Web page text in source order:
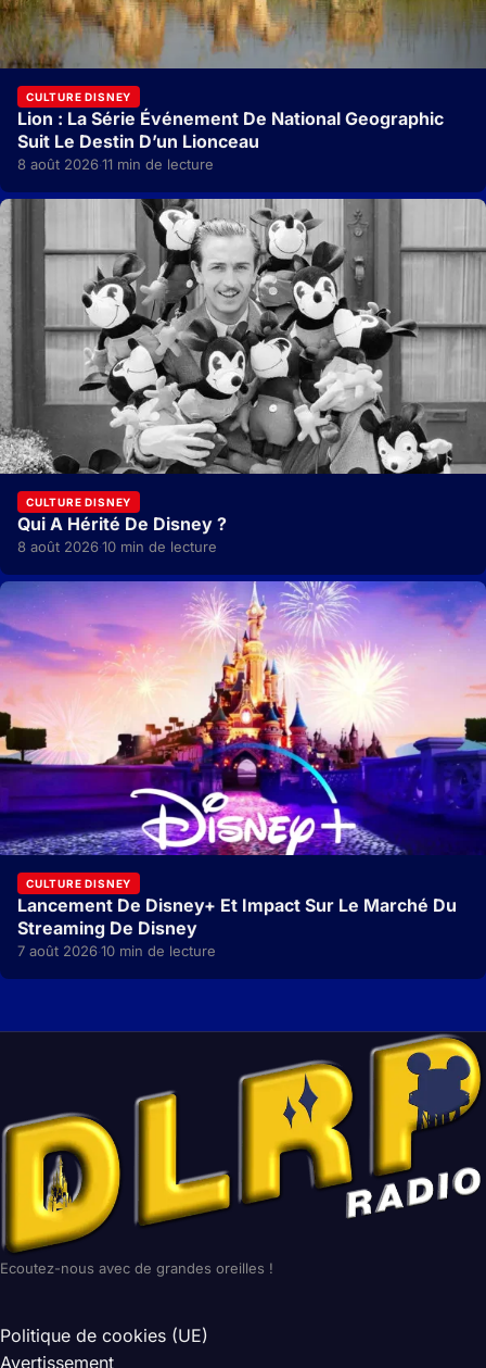
CULTURE DISNEY
Lion : La Série Événement De National Geographic
Suit Le Destin D’un Lionceau
8 août 2026·11 min de lecture
CULTURE DISNEY
Qui A Hérité De Disney ?
8 août 2026·10 min de lecture
CULTURE DISNEY
Lancement De Disney+ Et Impact Sur Le Marché Du
Streaming De Disney
7 août 2026·10 min de lecture
Ecoutez-nous avec de grandes oreilles !
Politique de cookies (UE)
Avertissement